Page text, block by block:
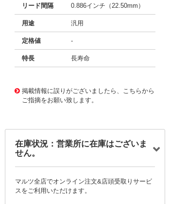
リード間隔 0.886インチ（22.50mm）
用途 汎用
定格値 -
特長 長寿命
掲載情報に誤りがございましたら、こちらから
ご指摘をお願い致します。
在庫状況：営業所に在庫はございま
せん。
マルツ全店でオンライン注文&店頭受取りサービ
スをご利用いただけます。